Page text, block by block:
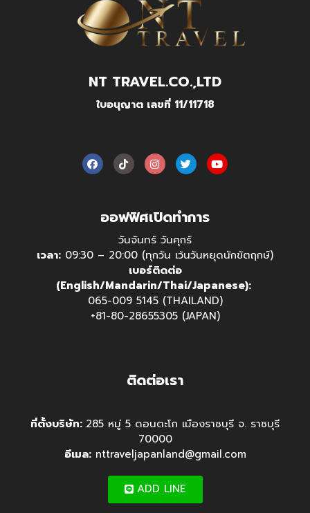
NT TRAVEL.CO.,LTD
ใบอนุญาต เลขที่ 11/11718
ออฟฟิศเปิดทำการ
วันจันทร์ วันศุกร์
เวลา: 09:30 – 20:00 (ทุกวัน เว้นวันหยุดนักขัตฤกษ์)
เบอร์ติดต่อ
(English/Mandarin/Thai/Japanese):
065-009 5145 (THAILAND)
+81-80-28655305 (JAPAN)
ติดต่อเรา
ที่ตั้งบริษัท: 285 หมู่ 5 ดอนตะโก เมืองราชบุรี จ. ราชบุรี
70000
อีเมล:nttraveljapanland@gmail.com
ADD LINE